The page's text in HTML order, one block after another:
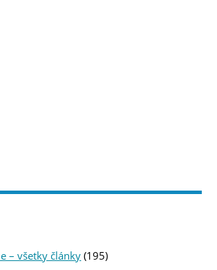
– všetky články (195)